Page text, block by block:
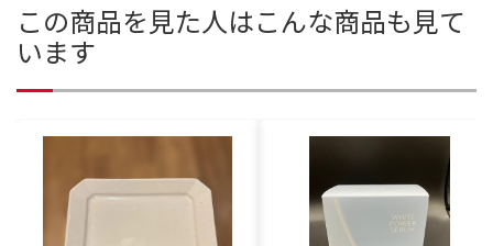
この商品を見た人はこんな商品も見て
います